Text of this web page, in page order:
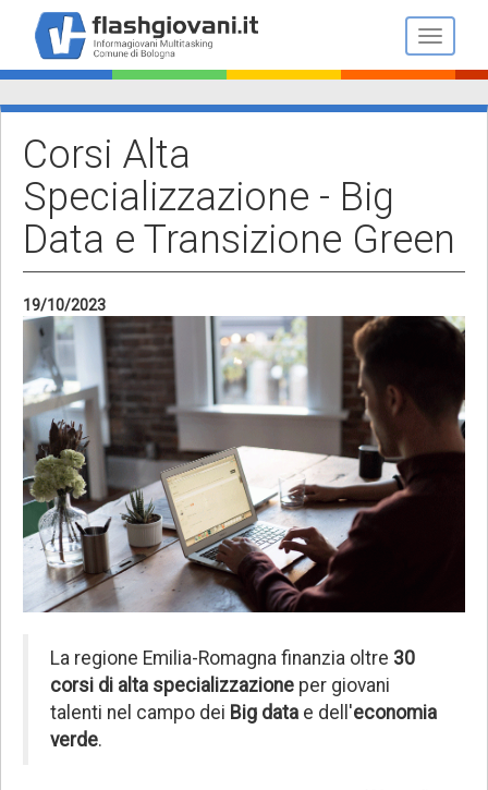
contenuto
principale
Toggle
Corsi Alta
Specializzazione - Big
Data e Transizione Green
19/10/2023
La regione Emilia-Romagna finanzia oltre 30
corsi di alta specializzazione per giovani
talenti nel campo dei Big data e dell'economia
verde.